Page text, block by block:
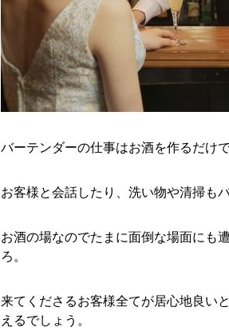
バーテンダーの仕事はお酒を作るだけ
お客様と会話したり、洗い物や清掃も
お酒の場なのでたまに面倒な場面にも
ろ。
来てくださるお客様全てが居心地良い
えるでしょう。